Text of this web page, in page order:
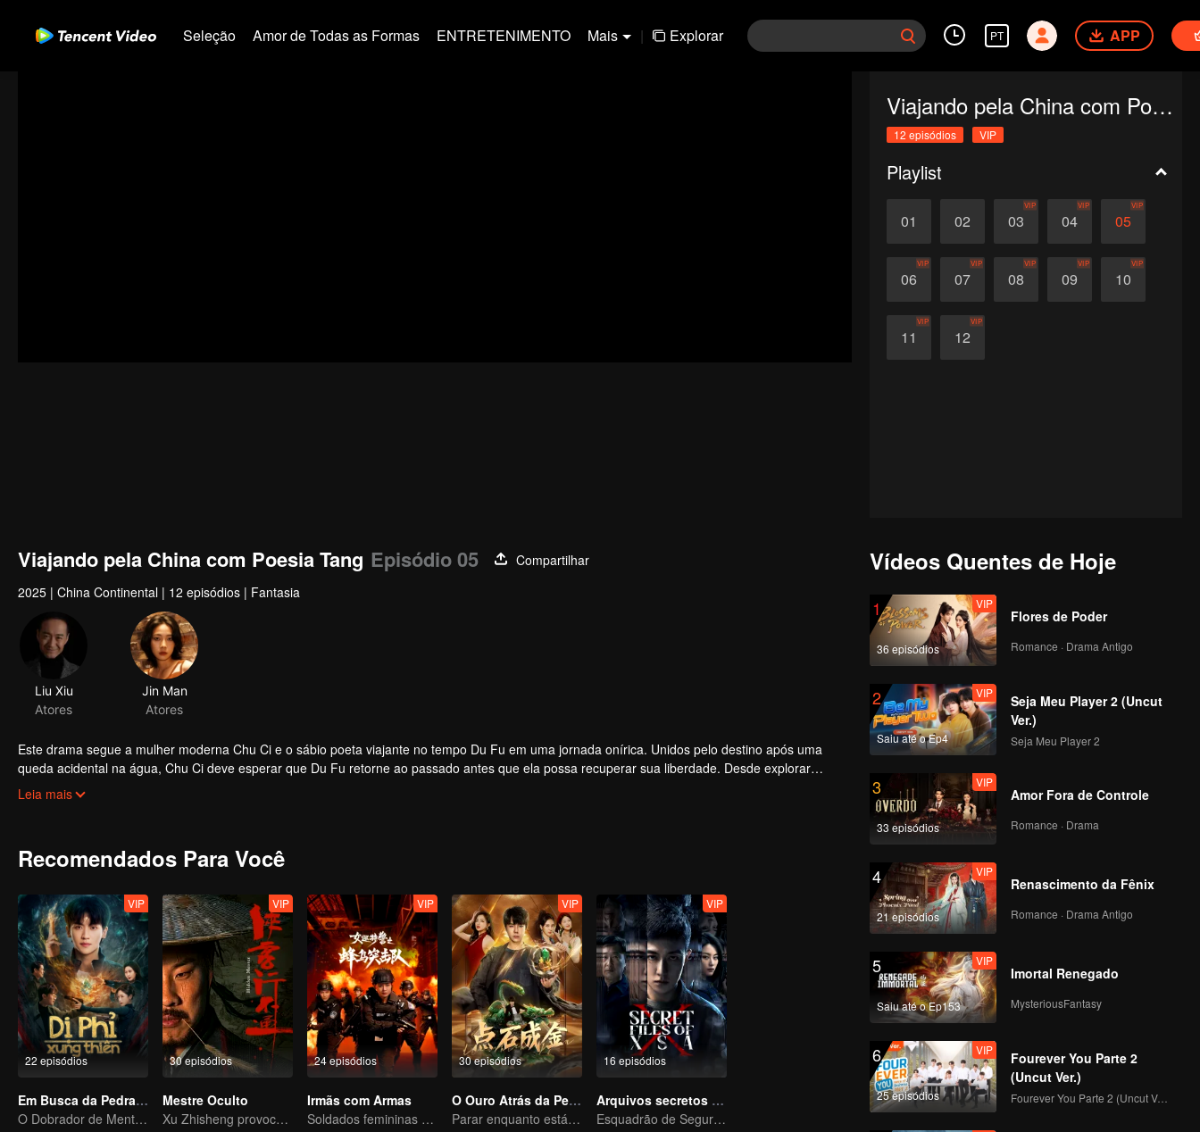
Seleção Amor de Todas as Formas ENTRETENIMENTO Mais | Explorar PT APP
Viajando pela China com Poesia Tang
12 episódios VIP
Playlist
01 02 03
VIP
04
VIP
05
VIP
06
VIP
07
VIP
08
VIP
09
VIP
10
VIP
11
VIP
12
VIP
Viajando pela China com Poesia Tang Episódio 05
Compartilhar
2025 | China Continental | 12 episódios | Fantasia
Liu Xiu
Atores
Jin Man
Atores
Este drama segue a mulher moderna Chu Ci e o sábio poeta viajante no tempo Du Fu em uma jornada onírica. Unidos pelo destino após uma
queda acidental na água, Chu Ci deve esperar que Du Fu retorne ao passado antes que ela possa recuperar sua liberdade. Desde explorar
Chengdu e revisitar a casa de palha até visitar o Santuário Wuhou e subir o Monte Emei, suas viagens levam a uma amizade cada vez mais
Leia mais
Recomendados Para Você
22 episódios
VIP
Em Busca da Pedra da Alma
O Dobrador de Mentes, De Ninguém a Soberano
30 episódios
VIP
Mestre Oculto
Xu Zhisheng provoca uma tempestade hilariante no mundo marcial
24 episódios
VIP
Irmãs com Armas
Soldados femininas erradicando o crime
30 episódios
VIP
O Ouro Atrás da Pedra
Parar enquanto está ganhando 2
16 episódios
VIP
Arquivos secretos de XSA
Esquadrão de Segurança Nacional Destrói Conspiração de Espionagem
Vídeos Quentes de Hoje
1
36 episódios
VIP
Flores de Poder
Romance · Drama Antigo
2
Saiu até o Ep4
VIP
Seja Meu Player 2 (Uncut
Ver.)
Seja Meu Player 2
3
33 episódios
VIP
Amor Fora de Controle
Romance · Drama
4
21 episódios
VIP
Renascimento da Fênix
Romance · Drama Antigo
5
Saiu até o Ep153
VIP
Imortal Renegado
MysteriousFantasy
6
25 episódios
VIP
Fourever You Parte 2
(Uncut Ver.)
Fourever You Parte 2 (Uncut Ver.)